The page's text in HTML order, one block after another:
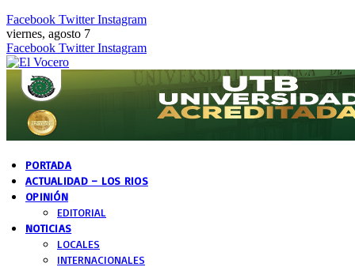
Facebook Twitter Instagram
viernes, agosto 7
Facebook Twitter Instagram
PORTADA
ACTUALIDAD – LOS RIOS
OPINIÓN
EDITORIAL
NOTICIAS
LOCALES
INTERNACIONALES